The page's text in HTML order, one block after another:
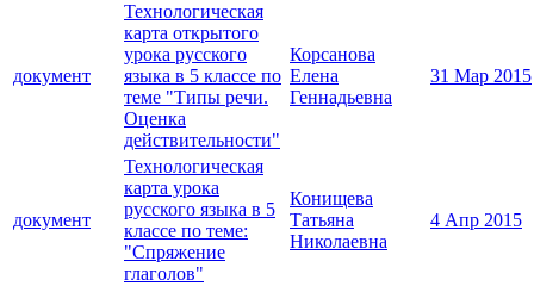
документ
Технологическая
карта открытого
урока русского
языка в 5 классе по
теме "Типы речи.
Оценка
действительности"
Корсанова
Елена
Геннадьевна
31 Мар 2015
документ
Технологическая
карта урока
русского языка в 5
классе по теме:
"Спряжение
глаголов"
Конищева
Татьяна
Николаевна
4 Апр 2015